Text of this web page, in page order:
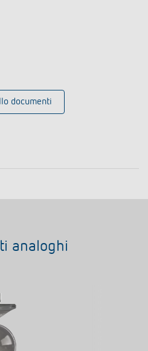
documenti
analoghi